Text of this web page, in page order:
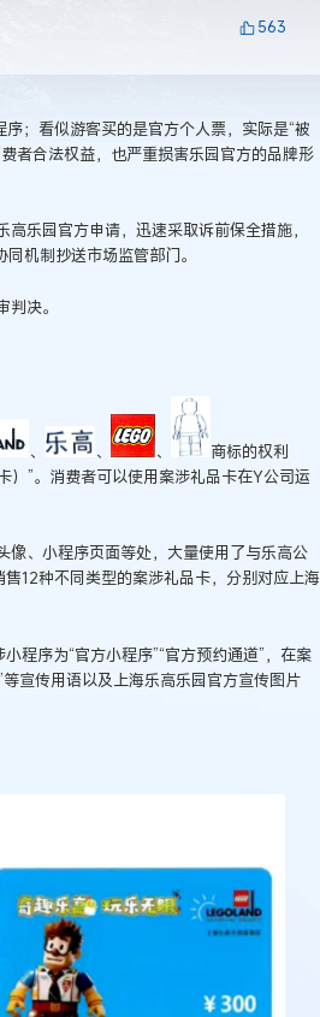
563
；看似游客买的是官方个人票，实际是“被
者合法权益，也严重损害乐园官方的品牌形
乐园官方申请，迅速采取诉前保全措施，
同机制抄送市场监管部门。
决。
、 、 、
商标的权利
）”。消费者可以使用案涉礼品卡在Y公司运
像、小程序页面等处，大量使用了与乐高公
12种不同类型的案涉礼品卡，分别对应上海
程序为“官方小程序”“官方预约通道”，在案
宣传用语以及上海乐高乐园官方宣传图片